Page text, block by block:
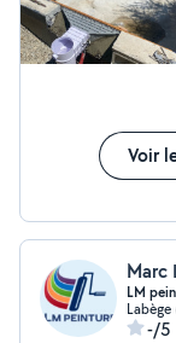
Voir
Marc
LM
Labège
-/5